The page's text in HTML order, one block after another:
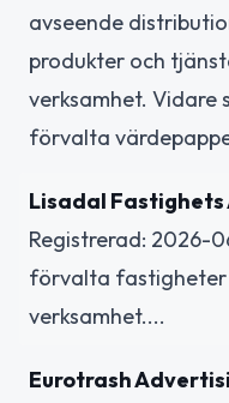
avseende
produkter och
verksamhet. Vidare
förvalta
Lisadal Fastighets
Registrerad: 2026-
förvalta fastigheter
verksamhet....
Eurotrash